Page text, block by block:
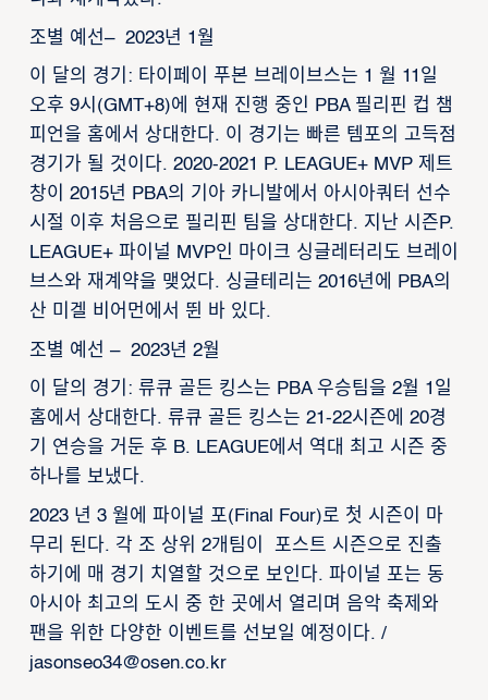
조별 예선– 2023년 1월
이 달의 경기: 타이페이 푸본 브레이브스는 1 월 11일
오후 9시(GMT+8)에 현재 진행 중인 PBA 필리핀 컵 챔
피언을 홈에서 상대한다. 이 경기는 빠른 템포의 고득점
경기가 될 것이다. 2020-2021 P. LEAGUE+ MVP 제트
창이 2015년 PBA의 기아 카니발에서 아시아쿼터 선수
시절 이후 처음으로 필리핀 팀을 상대한다. 지난 시즌P.
LEAGUE+ 파이널 MVP인 마이크 싱글레터리도 브레이
브스와 재계약을 맺었다. 싱글테리는 2016년에 PBA의
산 미겔 비어먼에서 뛴 바 있다.
조별 예선 – 2023년 2월
이 달의 경기: 류큐 골든 킹스는 PBA 우승팀을 2월 1일
홈에서 상대한다. 류큐 골든 킹스는 21-22시즌에 20경
기 연승을 거둔 후 B. LEAGUE에서 역대 최고 시즌 중
하나를 보냈다.
2023 년 3 월에 파이널 포(Final Four)로 첫 시즌이 마
무리 된다. 각 조 상위 2개팀이 포스트 시즌으로 진출
하기에 매 경기 치열할 것으로 보인다. 파이널 포는 동
아시아 최고의 도시 중 한 곳에서 열리며 음악 축제와
팬을 위한 다양한 이벤트를 선보일 예정이다. /
jasonseo34@osen.co.kr